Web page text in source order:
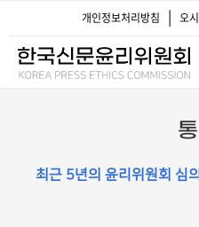
개인정보처리방침 | 오
최근 5년의 윤리위원회 심